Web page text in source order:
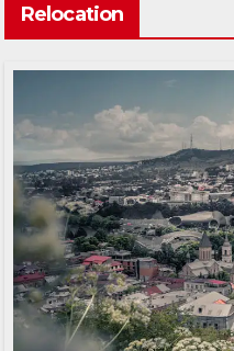
Relocation